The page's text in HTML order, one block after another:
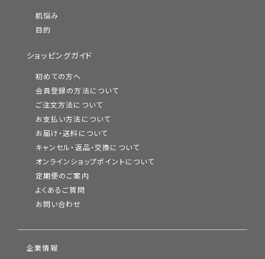
肌悩み
目的
ショッピングガイド
初めての方へ
会員登録の方法について
ご注文方法について
お支払い方法について
お届け・送料について
キャンセル・返品・交換について
オンラインショップポイントについて
定期便のご案内
よくあるご質問
お問い合わせ
企業情報